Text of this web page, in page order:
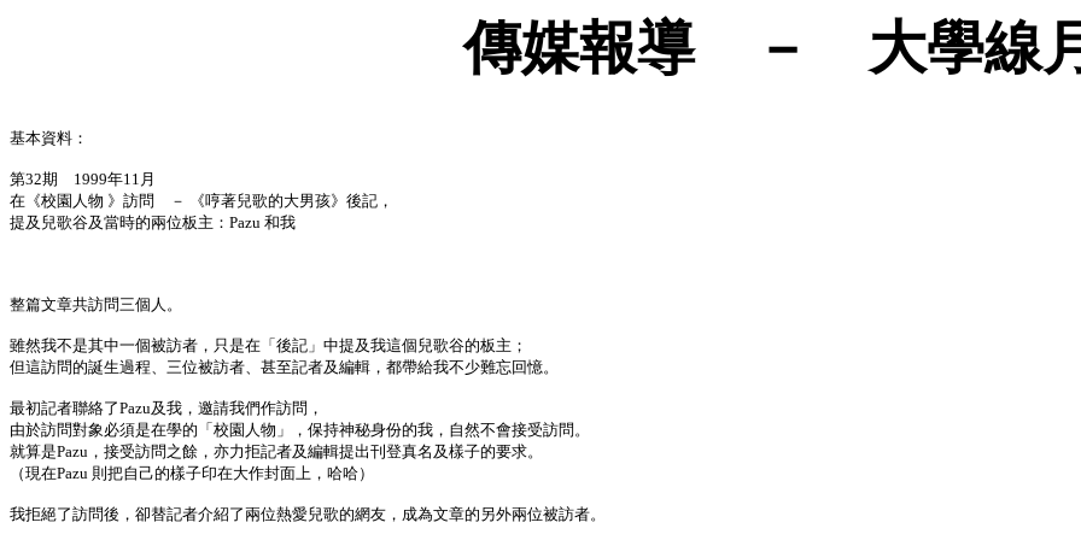
傳媒報導 － 大學線
基本資料：
第32期 1999年11月
在《校園人物 》訪問 － 《哼著兒歌的大男孩》後記，
提及兒歌谷及當時的兩位板主：Pazu 和我
整篇文章共訪問三個人。
雖然我不是其中一個被訪者，只是在「後記」中提及我這個兒歌谷的板主；
但這訪問的誕生過程、三位被訪者、甚至記者及編輯，都帶給我不少難忘回憶。
最初記者聯絡了Pazu及我，邀請我們作訪問，
由於訪問對象必須是在學的「校園人物」，保持神秘身份的我，自然不會接受訪問。
就算是Pazu，接受訪問之餘，亦力拒記者及編輯提出刊登真名及樣子的要求。
（現在Pazu 則把自己的樣子印在大作封面上，哈哈）
我拒絕了訪問後，卻替記者介紹了兩位熱愛兒歌的網友，成為文章的另外兩位被訪者。